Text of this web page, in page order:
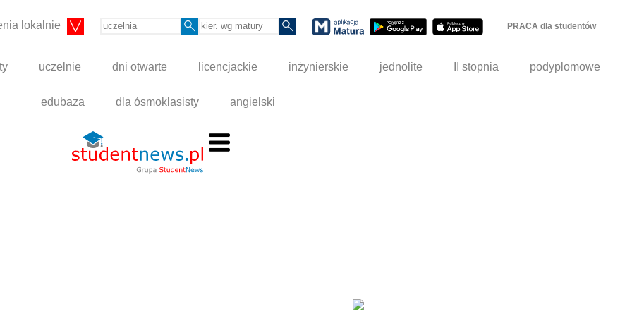
lokalnie PRACA dla studentów
uczelnie dni otwarte licencjackie inżynierskie jednolite II stopnia podyplomowe
edubaza dla ósmoklasisty angielski